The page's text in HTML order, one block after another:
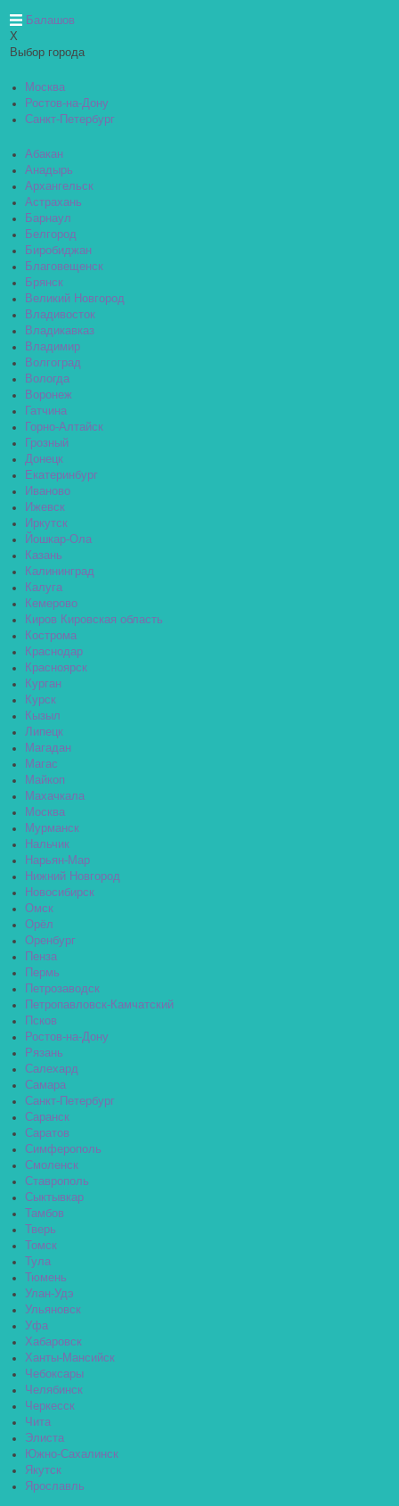
Балашов
X
Выбор города
Москва
Ростов-на-Дону
Санкт-Петербург
Абакан
Анадырь
Архангельск
Астрахань
Барнаул
Белгород
Биробиджан
Благовещенск
Брянск
Великий Новгород
Владивосток
Владикавказ
Владимир
Волгоград
Вологда
Воронеж
Гатчина
Горно-Алтайск
Грозный
Донецк
Екатеринбург
Иваново
Ижевск
Иркутск
Йошкар-Ола
Казань
Калининград
Калуга
Кемерово
Киров Кировская область
Кострома
Краснодар
Красноярск
Курган
Курск
Кызыл
Липецк
Магадан
Магас
Майкоп
Махачкала
Москва
Мурманск
Нальчик
Нарьян-Мар
Нижний Новгород
Новосибирск
Омск
Орёл
Оренбург
Пенза
Пермь
Петрозаводск
Петропавловск-Камчатский
Псков
Ростов-на-Дону
Рязань
Салехард
Самара
Санкт-Петербург
Саранск
Саратов
Симферополь
Смоленск
Ставрополь
Сыктывкар
Тамбов
Тверь
Томск
Тула
Тюмень
Улан-Удэ
Ульяновск
Уфа
Хабаровск
Ханты-Мансийск
Чебоксары
Челябинск
Черкесск
Чита
Элиста
Южно-Сахалинск
Якутск
Ярославль